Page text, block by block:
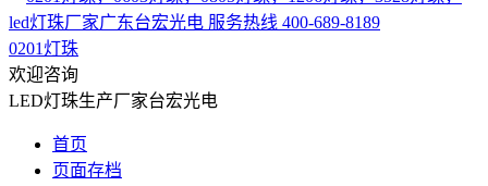
0201灯珠
欢迎咨询
LED灯珠生产厂家台宏光电
首页
页面存档